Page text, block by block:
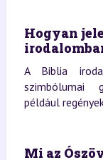
Hogyan
A Biblia
szimbólumai
például
Mi az